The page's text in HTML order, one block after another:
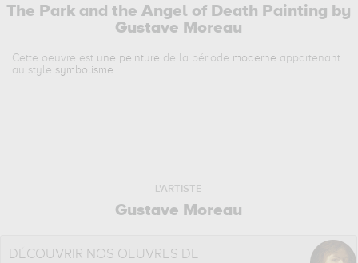
The Park and the Angel of Death Painting by
Gustave Moreau
Cette oeuvre est une peinture de la période moderne appartenant
au style symbolisme.
L'ARTISTE
Gustave Moreau
DÉCOUVRIR NOS OEUVRES DE